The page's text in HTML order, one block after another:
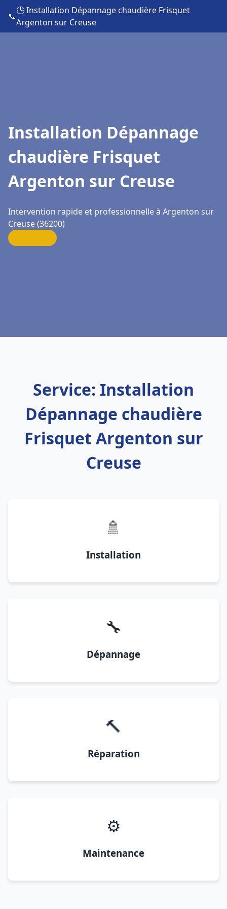
📞
🕒 Installation Dépannage chaudière Frisquet
Argenton sur Creuse
Installation Dépannage
chaudière Frisquet
Argenton sur Creuse
Intervention rapide et professionnelle à Argenton sur
Creuse (36200)
Service: Installation
Dépannage chaudière
Frisquet Argenton sur
Creuse
🚿
Installation
🔧
Dépannage
🔨
Réparation
⚙️
Maintenance